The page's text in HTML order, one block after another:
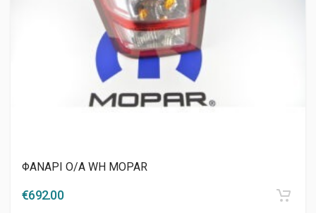
ΦΑΝΑΡΙ Ο/Α WH MOPAR
€692.00